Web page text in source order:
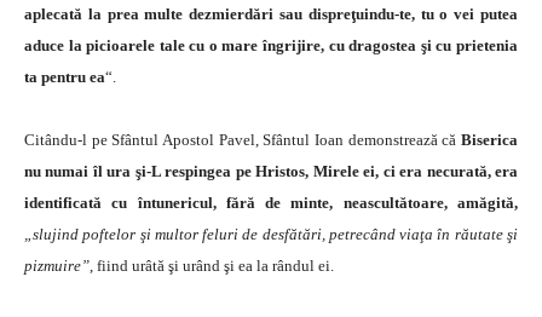
aplecată la prea multe dezmierdări sau dispreţuindu-te, tu o vei putea
aduce la picioarele tale cu o mare îngrijire, cu dragostea şi cu prietenia
ta pentru ea“.
Citându-l pe Sfântul Apostol Pavel, Sfântul Ioan demonstrează că Biserica
nu numai îl ura şi-L respingea pe Hristos, Mirele ei, ci era necurată, era
identificată cu întunericul, fără de minte, neascultătoare, amăgită,
„slujind poftelor şi multor feluri de desfătări, petrecând viaţa în răutate şi
pizmuire” , fiind urâtă şi urând şi ea la rândul ei.